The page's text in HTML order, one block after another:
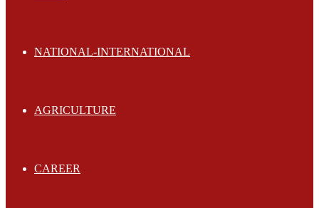
NATIONAL-INTERNATIONAL
AGRICULTURE
CAREER